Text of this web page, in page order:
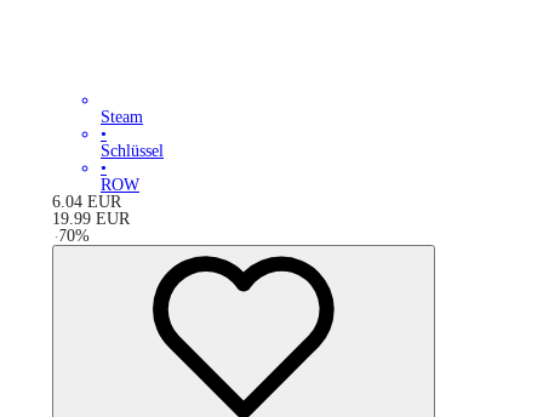
Steam
•
Schlüssel
•
ROW
6.04 EUR
19.99 EUR
-70%